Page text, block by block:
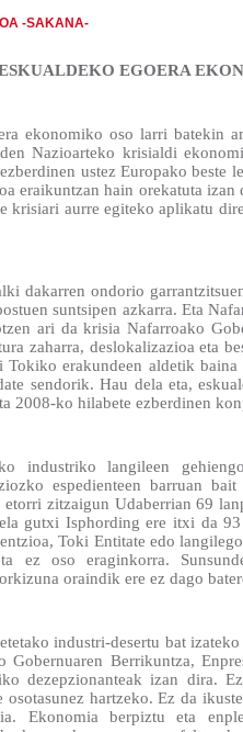
-SAKANA-
EGOERA
ekonomiko oso larri batekin
Nazioarteko krisialdi
ustez Europako beste
eraikuntzan hain orekatuta
krisiari aurre egiteko aplikatu
dakarren ondorio
suntsipen azkarra. Eta
ari da krisia Nafarroako
zaharra, deslokalizazioa eta
erakundeen aldetik baina
sendorik. Hau dela eta,
2008-ko hilabete ezberdinen
industriko langileen
espedienteen barruan
etorri zitzaigun Udaberrian 69
gutxi Isphording ere itxi da
Toki Entitate edo
ez oso eraginkorra.
oraindik ere ez dago
industri-desertu bat
Gobernuaren Berrikuntza,
dezepzionanteak izan dira.
osotasunez hartzeko. Ez da
Ekonomia berpiztu eta